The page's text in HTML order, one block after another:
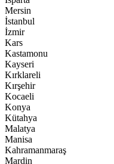
Mersin
İstanbul
İzmir
Kars
Kastamonu
Kayseri
Kırklareli
Kırşehir
Kocaeli
Konya
Kütahya
Malatya
Manisa
Kahramanmaraş
Mardin